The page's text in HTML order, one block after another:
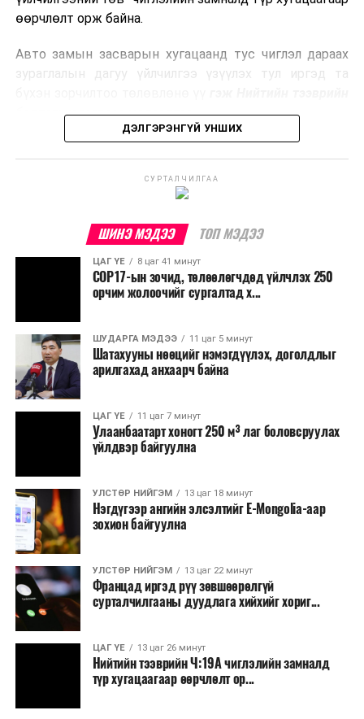
боловсруулах үйлдвэрүүдээр дулаан, цахилгаан
Ийнхүү лаг хатаах, шатаах технологийг лагийн
улсад өргөн ашиглаж байна.
өөрчлөлт орж байна.
Авто замын засварын хугацаанд тус чиглэл дараах
зураглалын дагуу үйлчилгээ үзүүлэх тул иргэд та
бодлогын газраас мэдээллээ.
ДЭЛГЭРЭНГҮЙ УНШИХ
СУРТАЛЧИЛГАА
ШИНЭ МЭДЭЭ ТОП МЭДЭЭ
ЦАГ ҮЕ 8 цаг 41 минут
COP17-ын зочид, төлөөлөгчдөд үйлчлэх 250
орчим жолоочийг сургалтад х...
ШУДАРГА МЭДЭЭ 11 цаг 5 минут
Шатахууны нөөцийг нэмэгдүүлэх, доголдлыг
арилгахад анхаарч байна
ЦАГ ҮЕ 11 цаг 7 минут
Улаанбаатарт хоногт 250 м³ лаг боловсруулах
үйлдвэр байгуулна
УЛСТӨР НИЙГЭМ 13 цаг 18 минут
Нэгдүгээр ангийн элсэлтийг E-Mongolia-аар
зохион байгуулна
УЛСТӨР НИЙГЭМ 13 цаг 22 минут
Францад иргэд рүү зөвшөөрөлгүй
сурталчилгааны дуудлага хийхийг хориг...
ЦАГ ҮЕ 13 цаг 26 минут
Нийтийн тээврийн Ч:19А чиглэлийн замналд
түр хугацаагаар өөрчлөлт ор...